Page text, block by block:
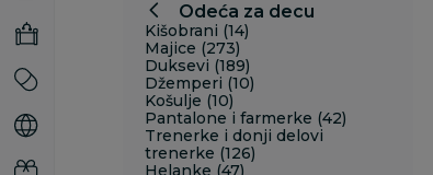
Odeća za decu
Kišobrani (14)
Majice (273)
Duksevi (189)
Džemperi (10)
Košulje (10)
Pantalone i farmerke (42)
Trenerke i donji delovi
trenerke (126)
Helanke (47)